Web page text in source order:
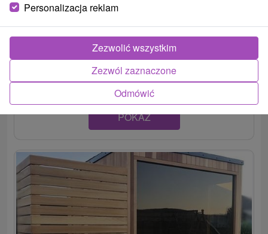
Chata Sára a Samanta Trstená
Trstená
Dve chaty ponúkajúce moderné ubytovanie s priamym
výhľadom na Oravskú priehradu. Komfortný spánok...
POKAZ
Personalizacja reklam
Odmówić
Zezwól zaznaczone
Zezwolić wszystkim